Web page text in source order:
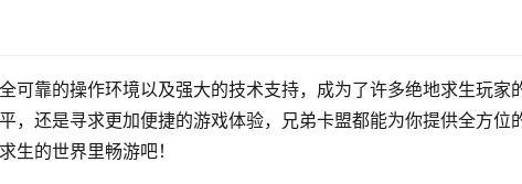
可靠的操作环境以及强大的技术支持，成为了许多绝地求生玩家
，还是寻求更加便捷的游戏体验，兄弟卡盟都能为你提供全方位
生的世界里畅游吧！